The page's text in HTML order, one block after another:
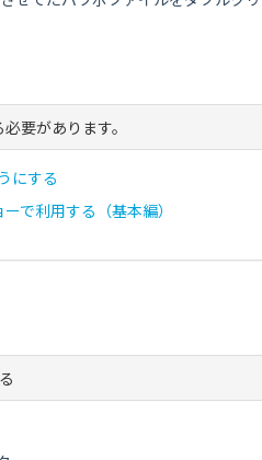
要があります。
にする
で利用する（基本編）